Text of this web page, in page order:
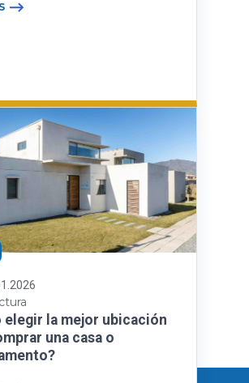
elegir la mejor ubicación
una casa o